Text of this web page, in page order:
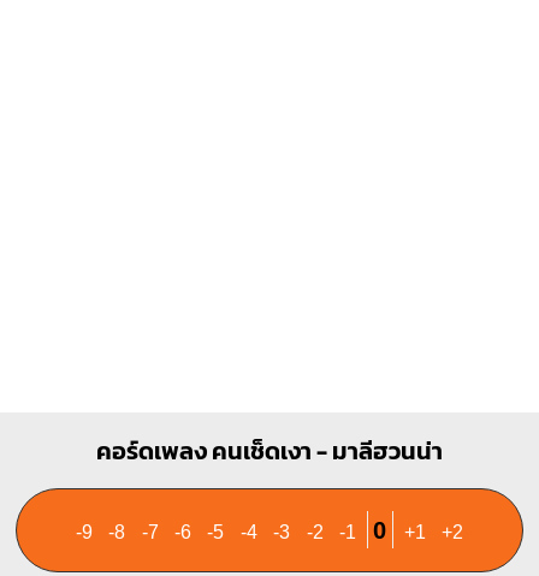
คอร์ดเพลง คนเช็ดเงา - มาลีฮวนน่า
-9 -8 -7 -6 -5 -4 -3 -2 -1 0 +1 +2